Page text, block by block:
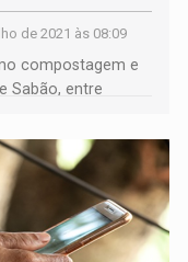
de 2021 às 08:09
compostagem e
Sabão, entre